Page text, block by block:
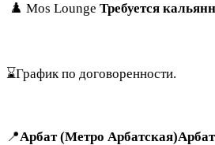
♟️ Mos Lounge Требуется
⌛️График по договоренности.
📍Арбат (Метро